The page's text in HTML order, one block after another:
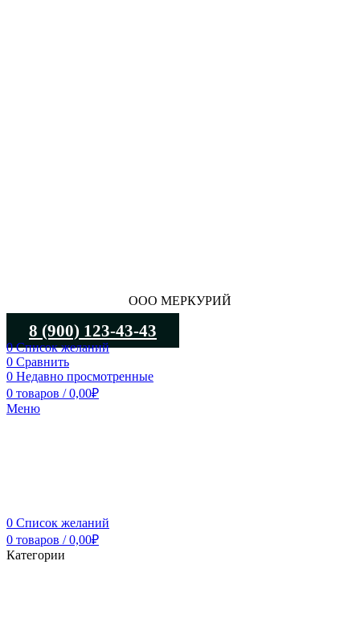
ООО МЕРКУРИЙ
8 (900) 123-43-43
0Список желаний
0 Сравнить
0 Недавно просмотренные
0 товаров / 0,00₽
Меню
0 Список желаний
0 товаров / 0,00₽
Категории